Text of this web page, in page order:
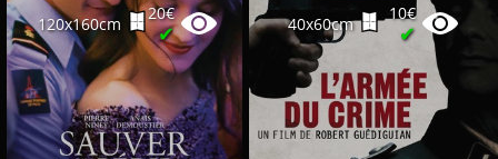
120x160cm
20€
✔ 40x60cm
10€
✔